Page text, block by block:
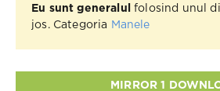
Eu sunt generalul
folosind unul
jos. Categoria
Manele
MIRROR 1